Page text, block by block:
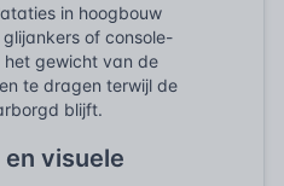
in hoogbouw
of console-
het gewicht van de
te dragen terwijl de
blijft.
visuele